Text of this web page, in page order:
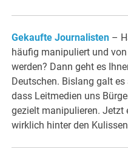
Gekaufte Journalisten –
häufig manipuliert und
werden? Dann geht es
Deutschen. Bislang galt
dass Leitmedien uns
gezielt manipulieren. Jetzt
wirklich hinter den